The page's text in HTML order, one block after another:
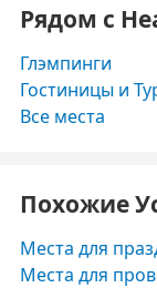
Рядом с
Глэмпинги
Гостиницы и
Все места
Похожие
Места для
Места для